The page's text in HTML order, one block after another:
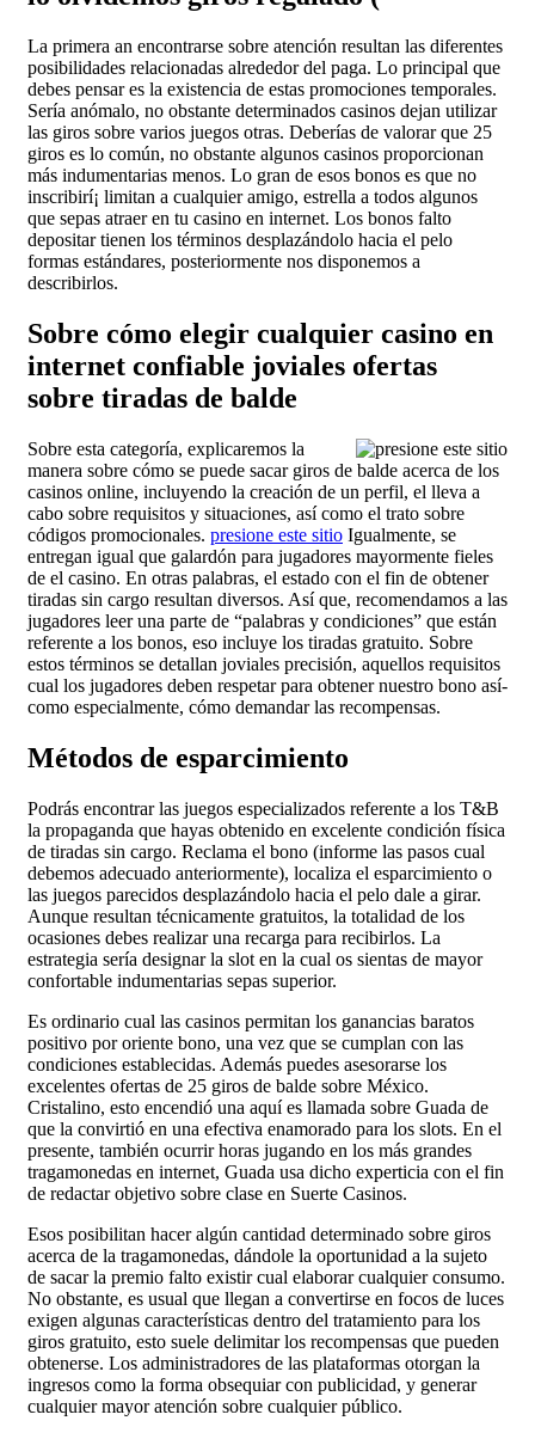
La primera an encontrarse sobre atención resultan las diferentes
posibilidades relacionadas alrededor del paga. Lo principal que
debes pensar es la existencia de estas promociones temporales.
Serí­a anómalo, no obstante determinados casinos dejan utilizar
las giros sobre varios juegos otras. Deberías de valorar que 25
giros es lo común, no obstante algunos casinos proporcionan
más indumentarias menos. Lo gran de esos bonos es que no
inscribirí¡ limitan a cualquier amigo, estrella a todos algunos
que sepas atraer en tu casino en internet. Los bonos falto
depositar tienen los términos desplazándolo hacia el pelo
formas estándares, posteriormente nos disponemos a
describirlos.
Sobre cómo elegir cualquier casino en
internet confiable joviales ofertas
sobre tiradas de balde
Sobre esta categoría, explicaremos la
manera sobre cómo se puede sacar giros de balde acerca de los
casinos online, incluyendo la creación de un perfil, el lleva a
cabo sobre requisitos y situaciones, así­ como el trato sobre
códigos promocionales. presione este sitio Igualmente, se
entregan igual que galardón para jugadores mayormente fieles
de el casino. En otras palabras, el estado con el fin de obtener
tiradas sin cargo resultan diversos. Así que, recomendamos a las
jugadores leer una parte de “palabras y condiciones” que están
referente a los bonos, eso incluye los tiradas gratuito. Sobre
estos términos se detallan joviales precisión, aquellos requisitos
cual los jugadores deben respetar para obtener nuestro bono así­
como especialmente, cómo demandar las recompensas.
Métodos de esparcimiento
Podrás encontrar las juegos especializados referente a los T&B
la propaganda que hayas obtenido en excelente condición física
de tiradas sin cargo. Reclama el bono (informe las pasos cual
debemos adecuado anteriormente), localiza el esparcimiento o
las juegos parecidos desplazándolo hacia el pelo dale a girar.
Aunque resultan técnicamente gratuitos, la totalidad de los
ocasiones debes realizar una recarga para recibirlos. La
estrategia serí­a designar la slot en la cual os sientas de mayor
confortable indumentarias sepas superior.
Es ordinario cual las casinos permitan los ganancias baratos
positivo por oriente bono, una vez que se cumplan con las
condiciones establecidas. Además puedes asesorarse los
excelentes ofertas de 25 giros de balde sobre México.
Cristalino, esto encendió una aquí­ es llamada sobre Guada de
que la convirtió en una efectiva enamorado para los slots. En el
presente, también ocurrir horas jugando en los más grandes
tragamonedas en internet, Guada usa dicho experticia con el fin
de redactar objetivo sobre clase en Suerte Casinos.
Esos posibilitan hacer algún cantidad determinado sobre giros
acerca de la tragamonedas, dándole la oportunidad a la sujeto
de sacar la premio falto existir cual elaborar cualquier consumo.
No obstante, es usual que llegan a convertirse en focos de luces
exigen algunas características dentro del tratamiento para los
giros gratuito, esto suele delimitar los recompensas que pueden
obtenerse. Los administradores de las plataformas otorgan la
ingresos como la forma obsequiar con publicidad, y generar
cualquier mayor atención sobre cualquier público.